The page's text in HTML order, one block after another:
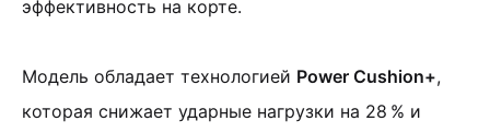
эффективность на корте.
Модель обладает технологией Power Cushion+,
которая снижает ударные нагрузки на 28 % и